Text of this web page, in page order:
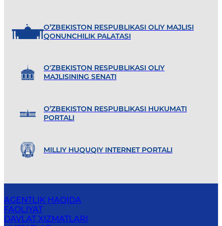
O’ZBEKISTON RESPUBLIKASI OLIY MAJLISI
QONUNCHILIK PALATASI
O'ZBEKISTON RESPUBLIKASI OLIY
MAJLISINING SENATI
O’ZBEKISTON RESPUBLIKASI HUKUMATI
PORTALI
MILLIY HUQUQIY INTERNET PORTALI
AGENTLIK HAQIDA
FAOLIYAT
DAVLAT XIZMATLARI